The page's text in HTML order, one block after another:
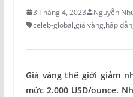
3 Tháng 4, 2023
Nguyễn
celeb-global,giá vàng,hấp dẫn,
Giá vàng thế giới giảm
mức 2.000 USD/ounce.